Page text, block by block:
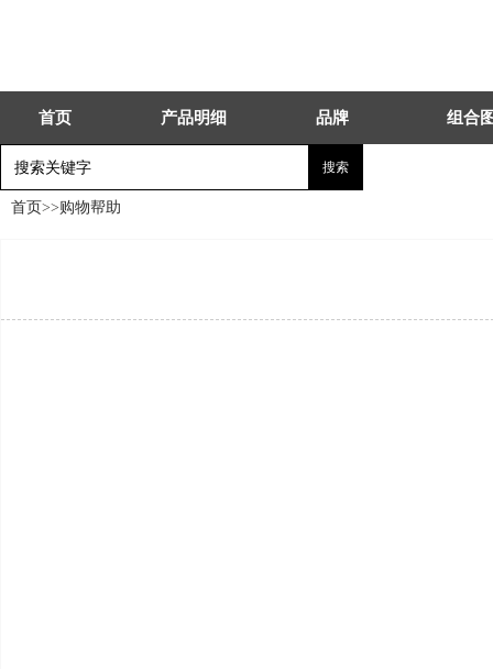
首页 产品明细 品牌 组合
首页>>购物帮助